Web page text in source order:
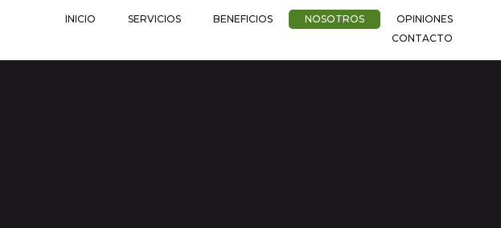
INICIO SERVICIOS BENEFICIOS NOSOTROS
OPINIONES
CONTACTO